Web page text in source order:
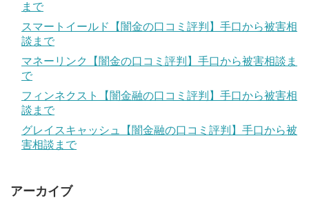
まで
スマートイールド【闇金の口コミ評判】手口から被害相
談まで
マネーリンク【闇金の口コミ評判】手口から被害相談ま
で
フィンネクスト【闇金融の口コミ評判】手口から被害相
談まで
グレイスキャッシュ【闇金融の口コミ評判】手口から被
害相談まで
アーカイブ